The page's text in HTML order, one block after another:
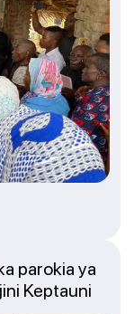
parokia ya
Keptauni